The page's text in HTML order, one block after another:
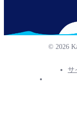
© 2026
サ